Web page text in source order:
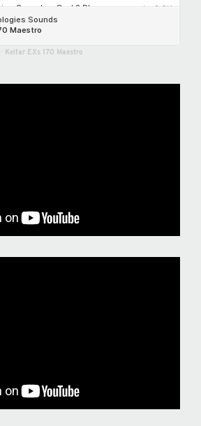
Kelfar EXs 170 Maestro